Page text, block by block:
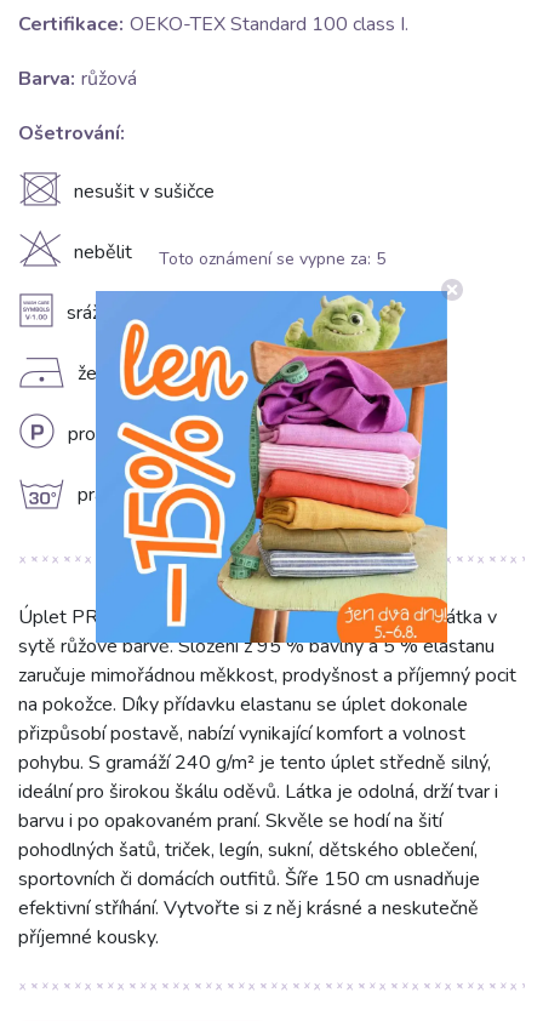
Certifikace: OEKO-TEX Standard 100 class I.
Barva: růžová
Ošetrování:
U nesušit v sušičce
H nebělit
A srážlivost 5-10%
D žehlit na nízkém stupni (110°C)
L profesionální chemické čištění
g prát na 30°C
Úplet PREMIUM fuchsia je vysoce kvalitní, pružná látka v
sytě růžové barvě. Složení z 95 % bavlny a 5 % elastanu
zaručuje mimořádnou měkkost, prodyšnost a příjemný pocit
na pokožce. Díky přídavku elastanu se úplet dokonale
přizpůsobí postavě, nabízí vynikající komfort a volnost
pohybu. S gramáží 240 g/m² je tento úplet středně silný,
ideální pro širokou škálu oděvů. Látka je odolná, drží tvar i
barvu i po opakovaném praní. Skvěle se hodí na šití
pohodlných šatů, triček, legín, sukní, dětského oblečení,
sportovních či domácích outfitů. Šíře 150 cm usnadňuje
efektivní stříhání. Vytvořte si z něj krásné a neskutečně
příjemné kousky.
Toto oznámení se vypne za: 4